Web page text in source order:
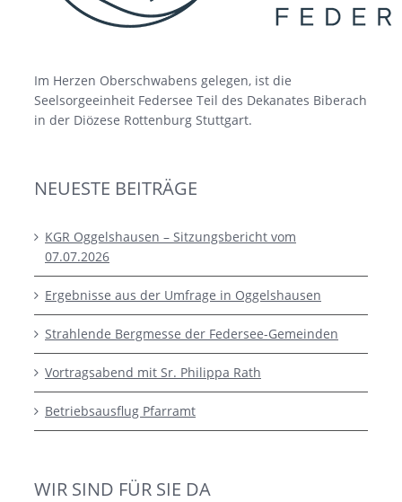
Im Herzen Oberschwabens gelegen, ist die
Seelsorgeeinheit Federsee Teil des Dekanates Biberach
in der Diözese Rottenburg Stuttgart.
NEUESTE BEITRÄGE
KGR Oggelshausen – Sitzungsbericht vom
07.07.2026
Ergebnisse aus der Umfrage in Oggelshausen
Strahlende Bergmesse der Federsee-Gemeinden
Vortragsabend mit Sr. Philippa Rath
Betriebsausflug Pfarramt
WIR SIND FÜR SIE DA